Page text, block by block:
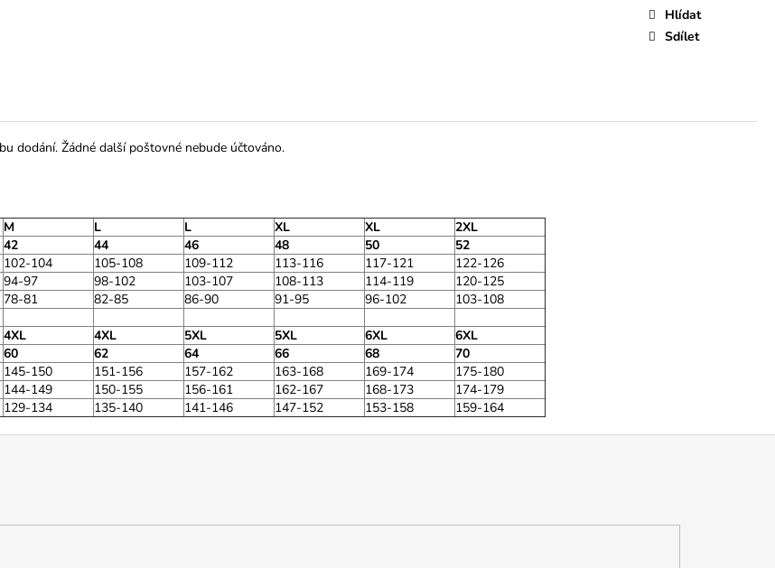
Hlídat
Sdílet
dodání. Žádné další poštovné nebude účtováno.
M L L XL XL
2XL
42 44 46 48 50
52
102-104 105-108 109-112 113-116 117-121
122-126
94-97 98-102 103-107 108-113 114-119
120-125
78-81 82-85 86-90 91-95 96-102 103-108
4XL 4XL 5XL 5XL 6XL
6XL
60 62 64 66 68
70
145-150 151-156 157-162 163-168 169-174
175-180
144-149 150-155 156-161 162-167 168-173
174-179
129-134 135-140 141-146 147-152 153-158 159-164